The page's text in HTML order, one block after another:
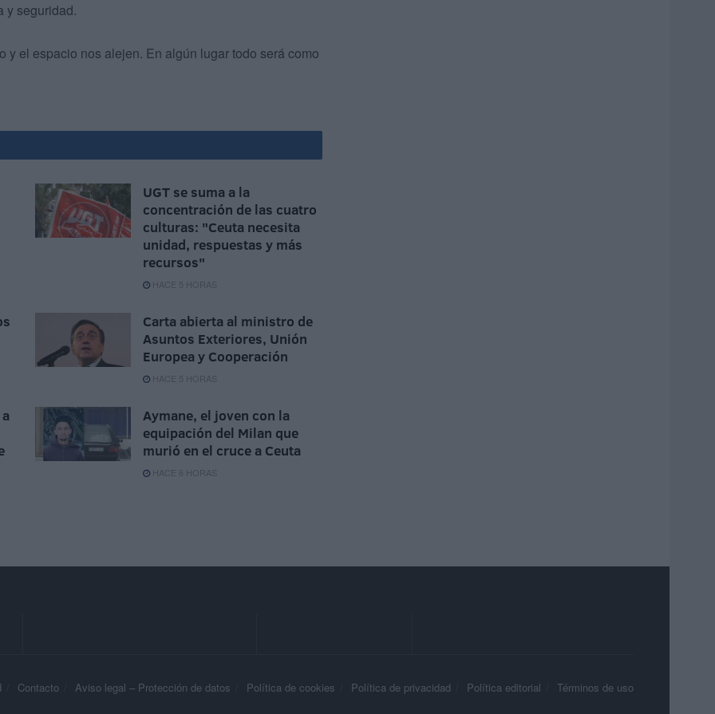
y seguridad.
el espacio nos alejen. En algún lugar todo será como
UGT se suma a la
concentración de las cuatro
culturas: "Ceuta necesita
unidad, respuestas y más
recursos"
HACE 5 HORAS
Carta abierta al ministro de
Asuntos Exteriores, Unión
Europea y Cooperación
HACE 5 HORAS
Aymane, el joven con la
equipación del Milan que
murió en el cruce a Ceuta
HACE 6 HORAS
Contacto Aviso legal – Protección de datos Política de cookies Política de privacidad Política editorial Términos de uso